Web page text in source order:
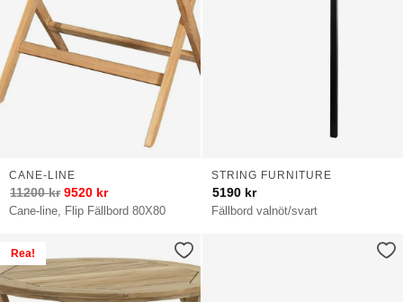
Cane-line, Flip Fällbord 80X80
CANE-LINE
11200kr 9520 kr
Fällbord valnöt/svart
STRING FURNITURE
5190 kr
Rea!